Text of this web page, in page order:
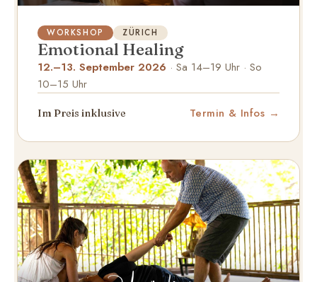
WORKSHOP ZÜRICH
Emotional Healing
12.–13. September 2026 · Sa 14–19 Uhr · So
10–15 Uhr
Im Preis inklusive Termin & Infos